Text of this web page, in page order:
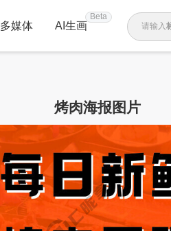
多媒体 AI生画
Beta
请输入
烤肉海报图片